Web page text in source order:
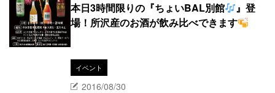
本日3時間限りの『ちょいBAL別館
』登
場！所沢産のお酒が飲み比べできます
イベント
2016/08/30